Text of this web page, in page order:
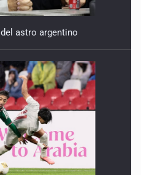
astro argentino